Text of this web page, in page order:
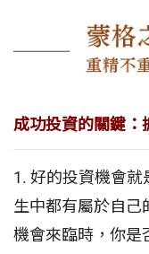
成功投資的關鍵：
1. 好的投資機會
生中都有屬於自己
機會來臨時，你是